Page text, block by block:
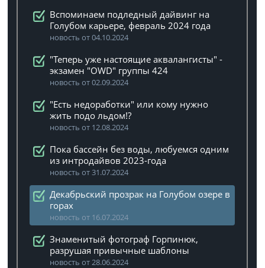
Вспоминаем подледный дайвинг на
Голубом карьере, февраль 2024 года
новость от 04.10.2024
"Теперь уже настоящие аквалангисты" -
экзамен "OWD" группы 424
новость от 02.09.2024
"Есть недоработки" или кому нужно
жить подо льдом!?
новость от 12.08.2024
Пока бассейн без воды, любуемся одним
из интродайвов 2023-года
новость от 31.07.2024
Декабрьский прозрак на Голубом озере в
горах
новость от 16.07.2024
Знаменитый фотограф Горпинюк,
разрушая привычные шаблоны
новость от 28.06.2024